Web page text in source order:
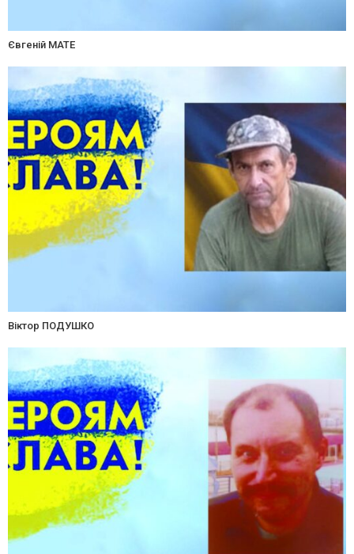
Євгеній МАТЕ
Віктор ПОДУШКО